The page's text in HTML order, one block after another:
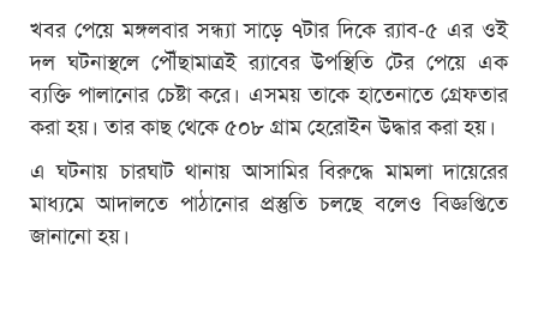
খবর পেয়ে মঙ্গলবার সন্ধ্যা সাড়ে ৭টার দিকে র‌্যাব-৫ এর ওই
দল ঘটনাস্থলে পৌঁছামাত্রই র‌্যাবের উপস্থিতি টের পেয়ে এক
ব্যক্তি পালানোর চেষ্টা করে। এসময় তাকে হাতেনাতে গ্রেফতার
করা হয়। তার কাছ থেকে ৫০৮ গ্রাম হেরোইন উদ্ধার করা হয়।
এ ঘটনায় চারঘাট থানায় আসামির বিরুদ্ধে মামলা দায়েরের
মাধ্যমে আদালতে পাঠানোর প্রস্তুতি চলছে বলেও বিজ্ঞপ্তিতে
জানানো হয়।